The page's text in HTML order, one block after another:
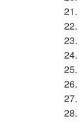
21.
22.
23.
24.
25.
26.
27.
28.